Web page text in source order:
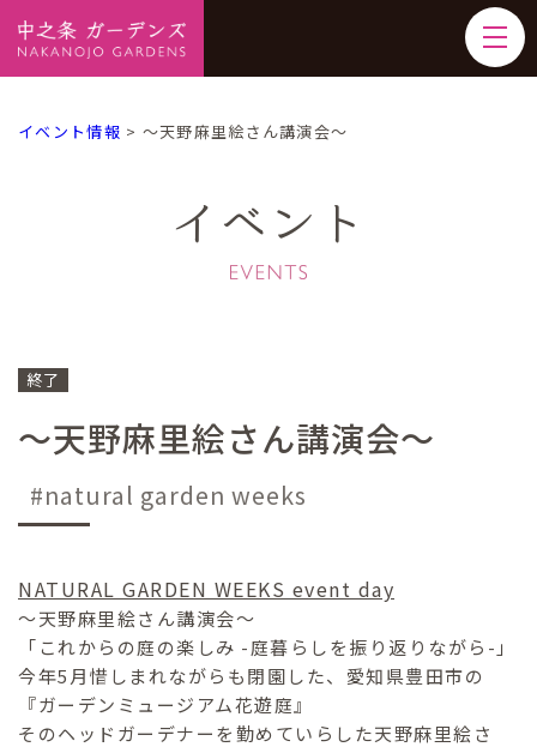
イベント情報 > ～天野麻里絵さん講演会～
イベント
終了
～天野麻里絵さん講演会～
natural garden weeks
NATURAL GARDEN WEEKS event day
〜天野麻里絵さん講演会〜
「これからの庭の楽しみ -庭暮らしを振り返りながら-」
今年5月惜しまれながらも閉園した、愛知県豊田市の
『ガーデンミュージアム花遊庭』
そのヘッドガーデナーを勤めていらした天野麻里絵さ